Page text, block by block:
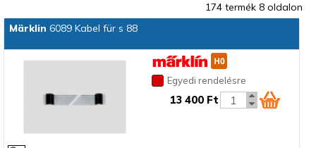
174 termék 8 oldalon
Märklin 6089 Kabel für s 88
Egyedi rendelésre
13 400 Ft